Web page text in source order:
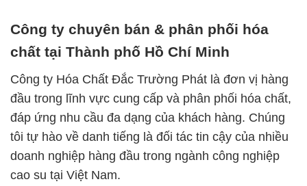
Công ty chuyên bán & phân phối hóa
chất tại Thành phố Hồ Chí Minh
Công ty Hóa Chất Đắc Trường Phát là đơn vị hàng
đầu trong lĩnh vực cung cấp và phân phối hóa chất,
đáp ứng nhu cầu đa dạng của khách hàng. Chúng
tôi tự hào về danh tiếng là đối tác tin cậy của nhiều
doanh nghiệp hàng đầu trong ngành công nghiệp
cao su tại Việt Nam.